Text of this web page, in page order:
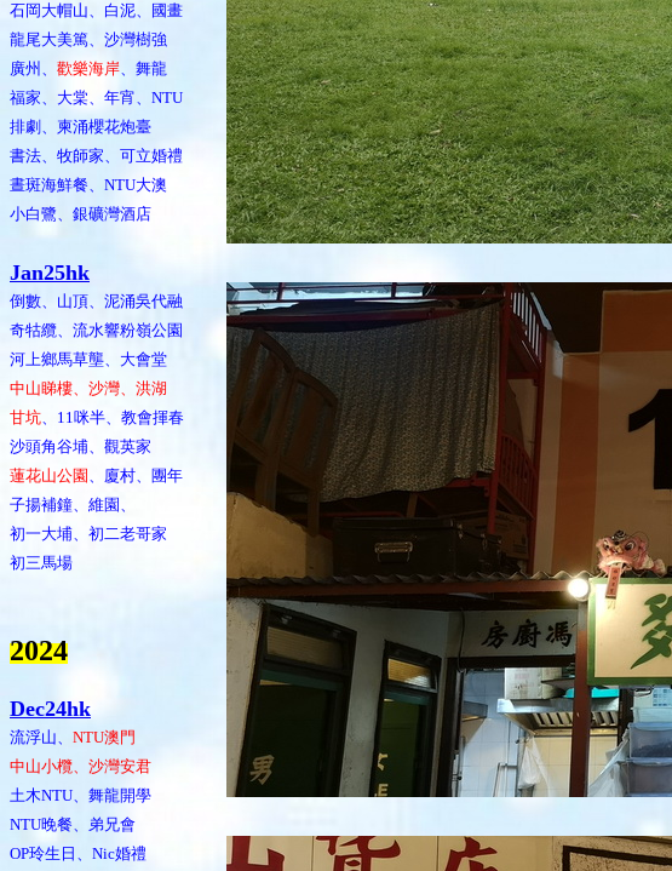
石岡大帽山、白泥、國畫
龍尾大美篤、沙灣樹強
廣州、 歡樂海岸、舞龍
福家、大棠、年宵、NTU
排劇、柬涌櫻花炮臺
書法、牧師家、可立婚禮
晝斑海鮮餐、NTU大澳
小白鷺、銀礦灣酒店
Jan25hk
倒數、山頂、泥涌吳代融
奇牯纜、流水響粉嶺公園
河上鄉馬草壟、大會堂
中山睇樓、沙灣、洪湖
甘坑、11咪半、教會揮春
沙頭角谷埔、觀英家
蓮花山公園 、廈村、團年
子揚補鐘、維園、
初一大埔、初二老哥家
初三馬場
2024
Dec24hk
流浮山、 NTU澳門
中山小欖、沙灣安君
土木NTU、舞龍開學
NTU晚餐、弟兄會
OP玲生日、Nic婚禮